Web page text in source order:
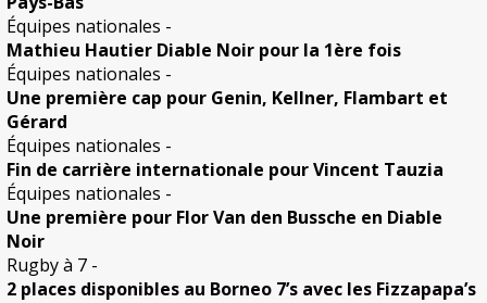
Équipes nationales -
Mathieu Hautier Diable Noir pour la 1ère fois
Équipes nationales -
Une première cap pour Genin, Kellner, Flambart et
Gérard
Équipes nationales -
Fin de carrière internationale pour Vincent Tauzia
Équipes nationales -
Une première pour Flor Van den Bussche en Diable
Noir
Rugby à 7 -
2 places disponibles au Borneo 7’s avec les Fizzapapa’s